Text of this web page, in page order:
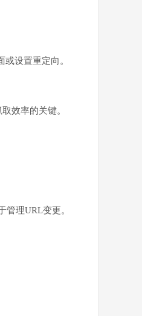
设置重定向。
效率的关键。
理URL变更。